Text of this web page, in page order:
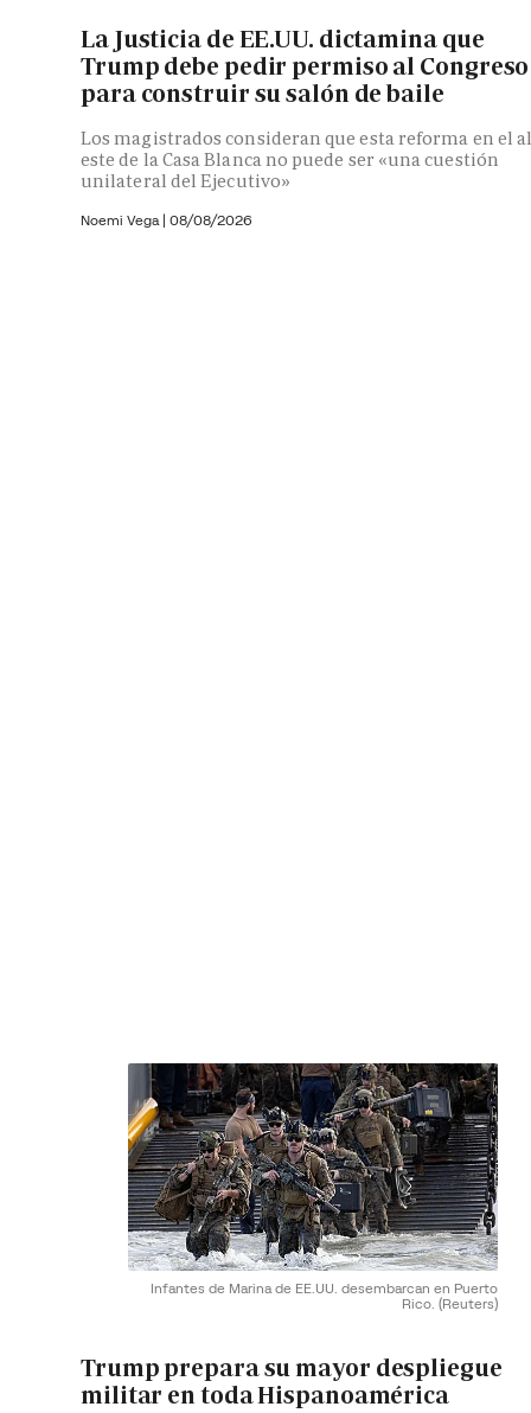
La Justicia de EE.UU. dictamina que
Trump debe pedir permiso al Congreso
para construir su salón de baile
Los magistrados consideran que esta reforma en el
este de la Casa Blanca no puede ser «una cuestión
unilateral del Ejecutivo»
Noemi Vega | 08/08/2026
Infantes de Marina de EE.UU. desembarcan en Puerto
Rico. (Reuters)
Trump prepara su mayor despliegue
militar en toda Hispanoamérica